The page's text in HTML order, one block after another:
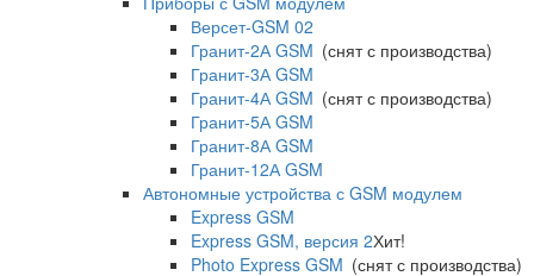
Версет-GSM 02
Гранит-2А GSM (снят с производства)
Гранит-3А GSM
Гранит-4А GSM (снят с производства)
Гранит-5А GSM
Гранит-8А GSM
Гранит-12А GSM
Автономные устройства с GSM модулем
Express GSM
Express GSM, версия 2Хит!
Photo Express GSM (снят с производства)